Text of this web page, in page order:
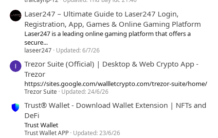
Laser247 – Ultimate Guide to Laser247 Login,
Registration, App, Games & Online Gaming Platform
Laser247 is a leading online gaming platform that offers a
secure...
laseer247 Updated:6/7/26
Trezor Suite (Official) | Desktop & Web Crypto App -
Trezor
https://sites.google.com/wallletcrypto.com/trezor-suite/home/
Trezor Suite Updated:24/6/26
Trust® Wallet - Download Wallet Extension | NFTs and
DeFi
Trust Wallet
Trust Wallet APP Updated:23/6/26